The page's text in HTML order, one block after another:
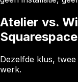
Atelier vs.
Squarespace
Dezelfde klus,
werk.